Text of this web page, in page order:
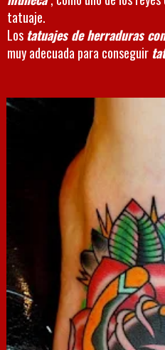
tatuaje.
Lostatuajes de herraduras
muy adecuada para conseguir